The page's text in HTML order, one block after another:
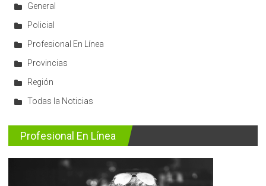
General
Policial
Profesional En Línea
Provincias
Región
Todas la Noticias
Profesional En Línea